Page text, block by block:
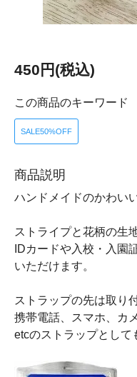
450円(税込)
この商品のキーワード
SALE50%OFF
商品説明
ハンドメイドのかわい
ストライプと花柄の生
IDカードや入校・入園
いただけます。
ストラップの先は取り
携帯電話、スマホ、カ
etcのストラップとし